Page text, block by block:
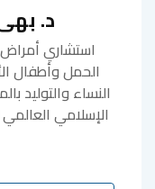
د.
استشاري
الحمل وأطفال
النساء والتوليد